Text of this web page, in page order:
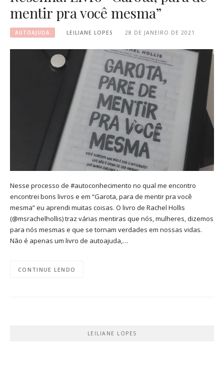
mentir pra você mesma”
AUTOAJUDA LEILIANE LOPES 28 DE JANEIRO DE 2021
Nesse processo de #autoconhecimento no qual me encontro
encontrei bons livros e em “Garota, para de mentir pra você
mesma” eu aprendi muitas coisas. O livro de Rachel Hollis
(@msrachelhollis) traz várias mentiras que nós, mulheres, dizemos
para nós mesmas e que se tornam verdades em nossas vidas.
Não é apenas um livro de autoajuda,…
CONTINUE LENDO
LEILIANE LOPES